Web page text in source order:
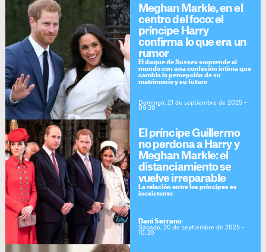
Meghan Markle, en el
centro del foco: el
príncipe Harry
confirma lo que era un
rumor
El duque de Sussex sorprende al
mundo con una confesión íntima que
cambia la percepción de su
matrimonio y su futuro
Domingo, 21 de septiembre de 2025 -
09:30
El príncipe Guillermo
no perdona a Harry y
Meghan Markle: el
distanciamiento se
vuelve irreparable
La relación entre los príncipes es
inexistente
Dani Serrano
Sábado, 20 de septiembre de 2025 -
10:30